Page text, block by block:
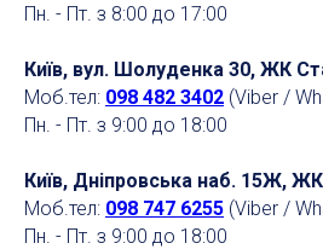
Пн. - Пт. з 8:00 до 17:00
Київ, вул. Шолуденка 30, ЖК
Моб.тел: 098 482 3402 (Viber /
Пн. - Пт. з 9:00 до 18:00
Київ, Дніпровська наб. 15Ж,
Моб.тел: 098 747 6255 (Viber /
Пн. - Пт. з 9:00 до 18:00